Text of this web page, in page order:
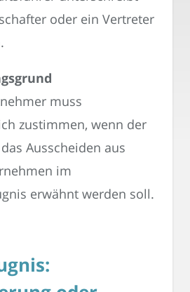
oder ein Vertreter
muss
zustimmen, wenn der
Ausscheiden aus
im
erwähnt werden soll.